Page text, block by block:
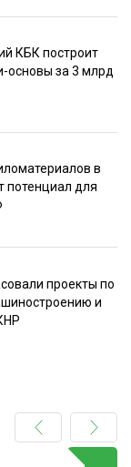
КБК построит
основы за 3 млрд
в
потенциал для
проекты по
и